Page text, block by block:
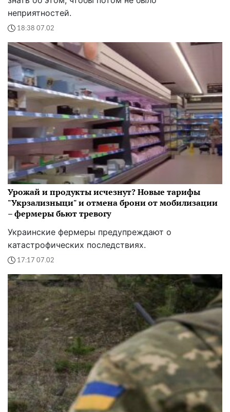
неприятностей.
18:38 07.02
Урожай и продукты исчезнут? Новые тарифы
"Укрзализныци" и отмена брони от мобилизации
– фермеры бьют тревогу
Украинские фермеры предупреждают о
катастрофических последствиях.
17:17 07.02